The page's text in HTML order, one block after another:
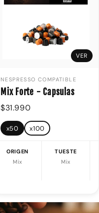
VER
NESPRESSO COMPATIBLE
Mix Forte - Capsulas
$31.990
x50 x100
ORIGEN
Mix
TUESTE
Mix